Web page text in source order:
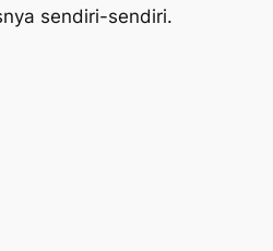
sendiri-sendiri.